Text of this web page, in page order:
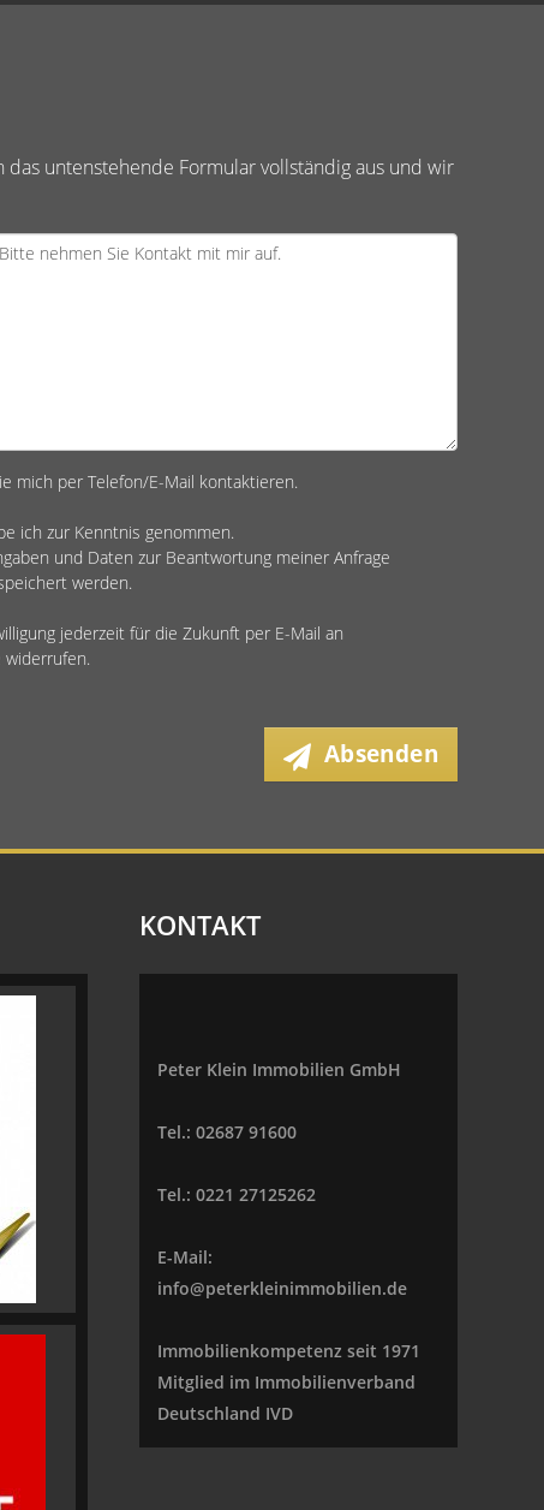
untenstehende Formular vollständig aus und wir
mich per Telefon/E-Mail kontaktieren.
ich zur Kenntnis genommen.
und Daten zur Beantwortung meiner Anfrage
werden.
jederzeit für die Zukunft per E-Mail an
widerrufen.
Absenden
KONTAKT
Peter Klein Immobilien GmbH
Tel.: 02687 91600
Tel.: 0221 27125262
E-Mail:
info@peterkleinimmobilien.de
Immobilienkompetenz seit 1971
Mitglied im Immobilienverband
Deutschland IVD